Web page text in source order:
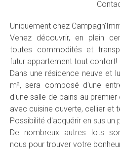
Uniquement chez
Venez découvrir, en plein
toutes commodités et
futur appartement tout confort!
Dans une résidence neuve et
m², sera composé d'une
d'une salle de bains au
avec cuisine ouverte, cellier et
Possibilité d'acquérir en sus un
De nombreux autres lots
nous pour trouver votre